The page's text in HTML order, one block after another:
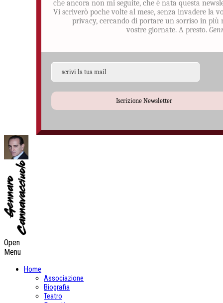
che ancora non mi seguite, che è nata questa
Vi scriverò poche volte al mese, senza invadere la
privacy, cercando di portare un sorriso in più
vostre giornate. A presto.
Iscrizione Newsletter
Open
Menu
Home
Associazione
Biografia
Teatro